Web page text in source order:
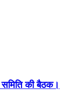
की बैठक।